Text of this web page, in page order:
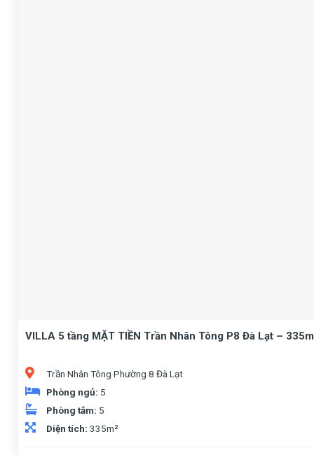
VILLA 5 tầng MẶT TIỀN Trần Nhân Tông P8 Đà Lạt –
Trần Nhân Tông Phường 8 Đà Lạt
Phòng ngủ: 5
Phòng tắm: 5
Diện tích: 335m²